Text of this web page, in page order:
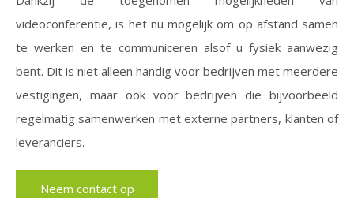
videoconferentie, is het nu mogelijk om op afstand samen
te werken en te communiceren alsof u fysiek aanwezig
bent. Dit is niet alleen handig voor bedrijven met meerdere
vestigingen, maar ook voor bedrijven die bijvoorbeeld
regelmatig samenwerken met externe partners, klanten of
leveranciers.
Neem contact op